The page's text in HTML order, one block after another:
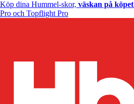
Köp dina Hummel-skor, väskan på köpet
Pro och Topflight Pro